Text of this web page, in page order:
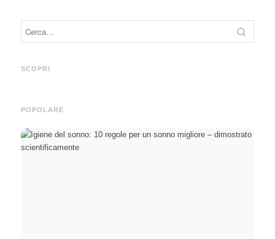
SCOPRI
retribuzione e il percorso
POPOLARE